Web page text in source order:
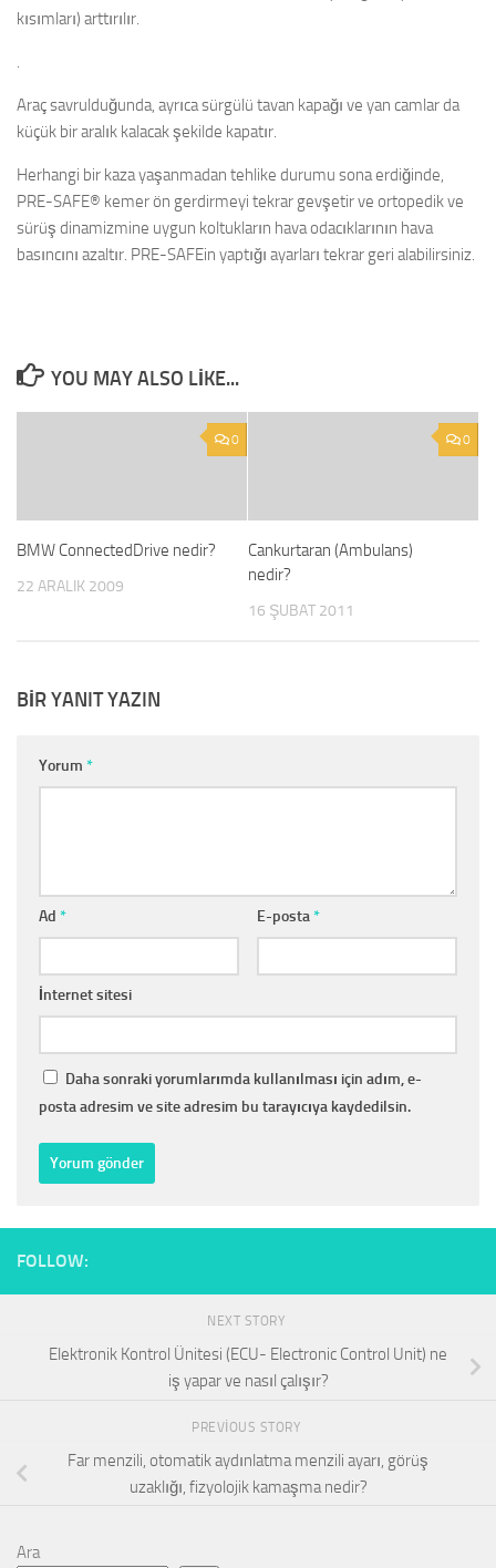
kısımları) arttırılır.
.
Araç savrulduğunda, ayrıca sürgülü tavan kapağı ve yan camlar da
küçük bir aralık kalacak şekilde kapatır.
Herhangi bir kaza yaşanmadan tehlike durumu sona erdiğinde,
PRE-SAFE® kemer ön gerdirmeyi tekrar gevşetir ve ortopedik ve
sürüş dinamizmine uygun koltukların hava odacıklarının hava
basıncını azaltır. PRE-SAFEin yaptığı ayarları tekrar geri alabilirsiniz.
YOU MAY ALSO LIKE...
0
BMW ConnectedDrive nedir?
22 ARALIK 2009
0
Cankurtaran (Ambulans)
nedir?
16 ŞUBAT 2011
BIR YANIT YAZIN
Yorum *
Ad * E-posta*
İnternet sitesi
Daha sonraki yorumlarımda kullanılması için adım, e-
posta adresim ve site adresim bu tarayıcıya kaydedilsin.
FOLLOW:
NEXT STORY
Elektronik Kontrol Ünitesi (ECU- Electronic Control Unit) ne
iş yapar ve nasıl çalışır?
PREVIOUS STORY
Far menzili, otomatik aydınlatma menzili ayarı, görüş
uzaklığı, fizyolojik kamaşma nedir?
Ara